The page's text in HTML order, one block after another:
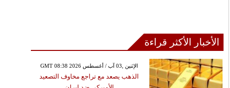
الخميس ,15 تموز / يوليو GMT 13:47
الرئيس سعد الحريري يؤكد
تقديم اعتذاره عن تشكيل
الأخبار الأكثر قراءة
GMT 08:38 2026 الإثنين ,03 آب / أغسطس
الذهب يصعد مع تراجع مخاوف التصعيد